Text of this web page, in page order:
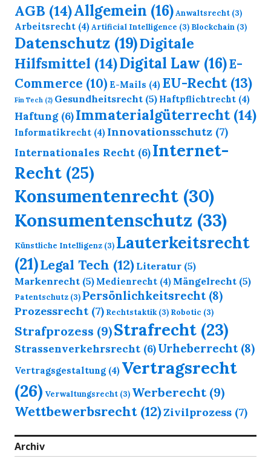
AGB (14)Allgemein (16)Anwaltsrecht (3)
Arbeitsrecht (4)Artificial Intelligence (3) Blockchain (3)
Datenschutz (19)Digitale
Hilfsmittel (14)Digital Law (16)E-
Commerce (10) E-Mails (4) EU-Recht(13)
Fin Tech (2) Gesundheitsrecht (5) Haftpflichtrecht (4)
Haftung(6)Immaterialgüterrecht(14)
Informatikrecht (4) Innovationsschutz (7)
Internationales Recht (6)Internet-
Recht (25)
Konsumentenrecht (30)
Konsumentenschutz (33)
Künstliche Intelligenz (3) Lauterkeitsrecht
(21)Legal Tech (12) Literatur (5)
Markenrecht (5) Medienrecht (4) Mängelrecht (5)
Patentschutz (3)Persönlichkeitsrecht(8)
Prozessrecht (7) Rechtstaktik(3) Robotic (3)
Strafprozess (9)Strafrecht (23)
Strassenverkehrsrecht (6)Urheberrecht(8)
Vertragsgestaltung (4) Vertragsrecht
(26) Verwaltungsrecht (3) Werberecht(9)
Wettbewerbsrecht(12)Zivilprozess (7)
Archiv